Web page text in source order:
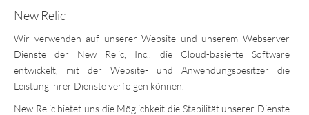
New Relic
Wir verwenden auf unserer Website und unserem Webserver
Dienste der New Relic, Inc., die Cloud-basierte Software
entwickelt, mit der Website- und Anwendungsbesitzer die
Leistung ihrer Dienste verfolgen können.
New Relic bietet uns die Möglichkeit die Stabilität unserer Dienste